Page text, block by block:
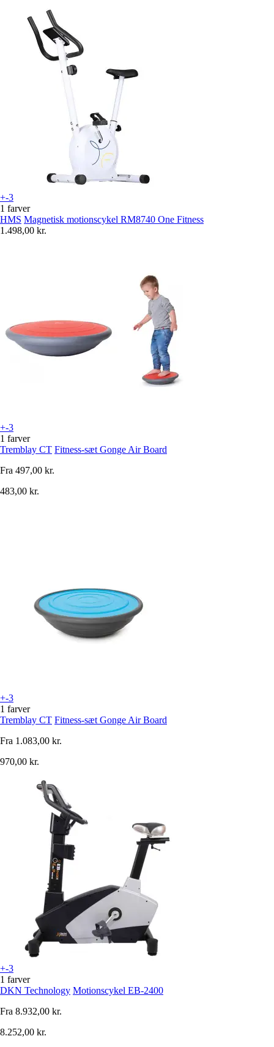
+-3
1 farver
HMS Magnetisk motionscykel RM8740 One Fitness
1.498,00 kr.
+-3
1 farver
Tremblay CT Fitness-sæt Gonge Air Board
Fra 497,00 kr.
483,00 kr.
+-3
1 farver
Tremblay CT Fitness-sæt Gonge Air Board
Fra 1.083,00 kr.
970,00 kr.
+-3
1 farver
DKN Technology Motionscykel EB-2400
Fra 8.932,00 kr.
8.252,00 kr.